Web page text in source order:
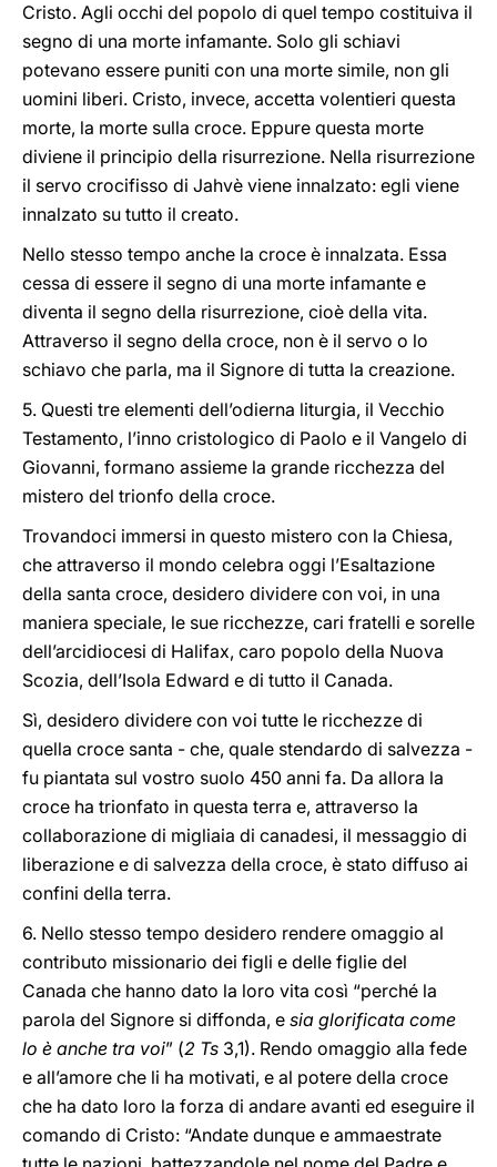
Cristo. Agli occhi del popolo di quel tempo costituiva il
segno di una morte infamante. Solo gli schiavi
potevano essere puniti con una morte simile, non gli
uomini liberi. Cristo, invece, accetta volentieri questa
morte, la morte sulla croce. Eppure questa morte
diviene il principio della risurrezione. Nella risurrezione
il servo crocifisso di Jahvè viene innalzato: egli viene
innalzato su tutto il creato.
Nello stesso tempo anche la croce è innalzata. Essa
cessa di essere il segno di una morte infamante e
diventa il segno della risurrezione, cioè della vita.
Attraverso il segno della croce, non è il servo o lo
schiavo che parla, ma il Signore di tutta la creazione.
5. Questi tre elementi dell’odierna liturgia, il Vecchio
Testamento, l’inno cristologico di Paolo e il Vangelo di
Giovanni, formano assieme la grande ricchezza del
mistero del trionfo della croce.
Trovandoci immersi in questo mistero con la Chiesa,
che attraverso il mondo celebra oggi l’Esaltazione
della santa croce, desidero dividere con voi, in una
maniera speciale, le sue ricchezze, cari fratelli e sorelle
dell’arcidiocesi di Halifax, caro popolo della Nuova
Scozia, dell’Isola Edward e di tutto il Canada.
Sì, desidero dividere con voi tutte le ricchezze di
quella croce santa - che, quale stendardo di salvezza -
fu piantata sul vostro suolo 450 anni fa. Da allora la
croce ha trionfato in questa terra e, attraverso la
collaborazione di migliaia di canadesi, il messaggio di
liberazione e di salvezza della croce, è stato diffuso ai
confini della terra.
6. Nello stesso tempo desidero rendere omaggio al
contributo missionario dei figli e delle figlie del
Canada che hanno dato la loro vita così “perché la
parola del Signore si diffonda, e sia glorificata come
lo è anche tra voi” (2 Ts 3,1). Rendo omaggio alla fede
e all’amore che li ha motivati, e al potere della croce
che ha dato loro la forza di andare avanti ed eseguire il
comando di Cristo: “Andate dunque e ammaestrate